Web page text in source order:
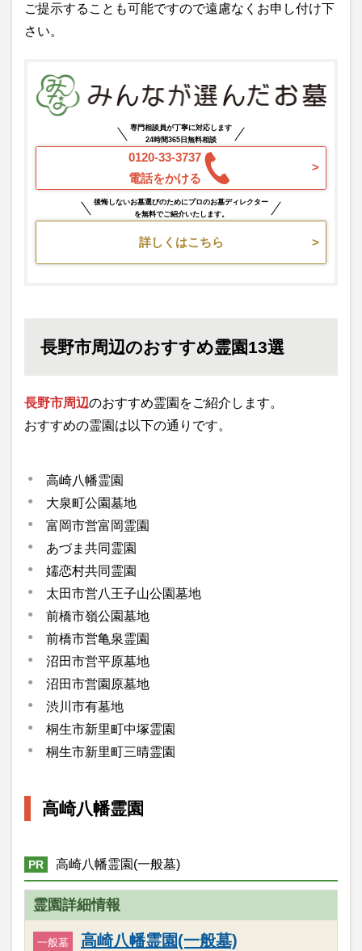
ご提示することも可能ですので遠慮なくお申し付け下
さい。
専門相談員が丁寧に対応します
24時間365日無料相談
0120-33-3737
電話をかける
後悔しないお墓選びのためにプロのお墓ディレクター
を無料でご紹介いたします。
詳しくはこちら
長野市周辺のおすすめ霊園13選
長野市周辺のおすすめ霊園をご紹介します。
おすすめの霊園は以下の通りです。
高崎八幡霊園
大泉町公園墓地
富岡市営富岡霊園
あづま共同霊園
嬬恋村共同霊園
太田市営八王子山公園墓地
前橋市嶺公園墓地
前橋市営亀泉霊園
沼田市営平原墓地
沼田市営園原墓地
渋川市有墓地
桐生市新里町中塚霊園
桐生市新里町三晴霊園
高崎八幡霊園
PR 高崎八幡霊園(一般墓)
霊園詳細情報
一般墓 高崎八幡霊園(一般墓)